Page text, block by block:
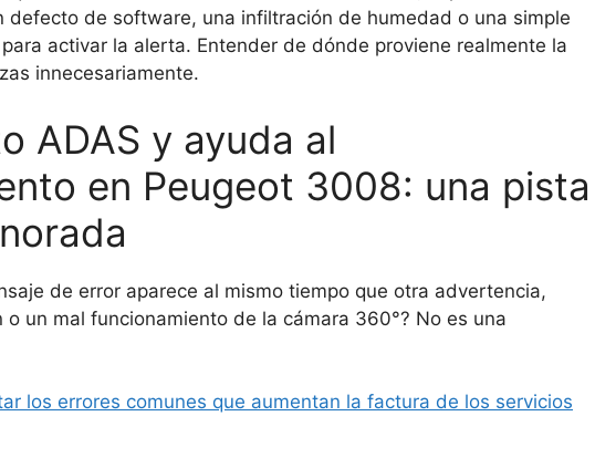
defecto de software, una infiltración de humedad o una simple
activar la alerta. Entender de dónde proviene realmente la
innecesariamente.
ADAS y ayuda al
en Peugeot 3008: una pista
de error aparece al mismo tiempo que otra advertencia,
un mal funcionamiento de la cámara 360°? No es una
los errores comunes que aumentan la factura de los servicios